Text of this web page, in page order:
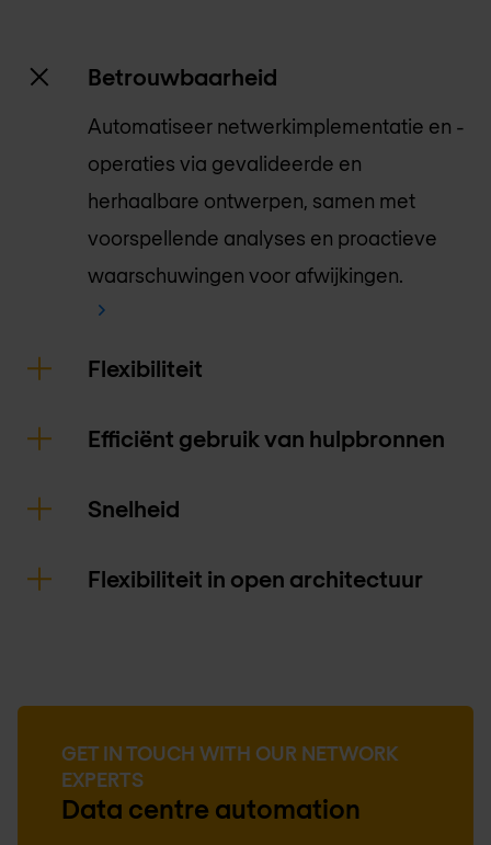
Betrouwbaarheid
Automatiseer netwerkimplementatie en -
operaties via gevalideerde en
herhaalbare ontwerpen, samen met
voorspellende analyses en proactieve
waarschuwingen voor afwijkingen.
Flexibiliteit
Efficiënt gebruik van hulpbronnen
Snelheid
Flexibiliteit in open architectuur
GET IN TOUCH WITH OUR NETWORK
EXPERTS
Data centre automation